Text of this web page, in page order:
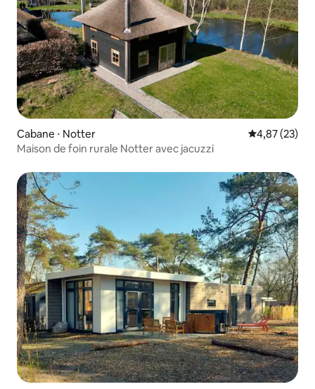
Cabane ⋅ Notter Évaluation
4,87 (23)
Maison de foin rurale Notter avec jacuzzi